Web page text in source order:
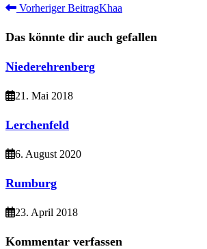
Weitere
Vorheriger BeitragKhaa
Das könnte dir auch gefallen
Niederehrenberg
21. Mai 2018
Lerchenfeld
6. August 2020
Rumburg
23. April 2018
Kommentar verfassen